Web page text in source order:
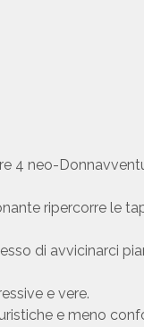
4 neo-
ripercorre le
di avvicinarci
e vere.
e meno